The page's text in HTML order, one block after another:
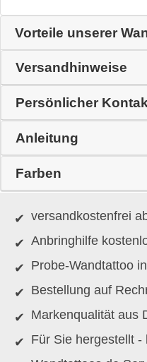
Vorteile unserer
Versandhinweise
Persönlicher
Anleitung
Farben
versandkostenfrei
Anbringhilfe
Probe-Wandtattoo
Bestellung auf
Markenqualität aus
Für Sie hergestellt -